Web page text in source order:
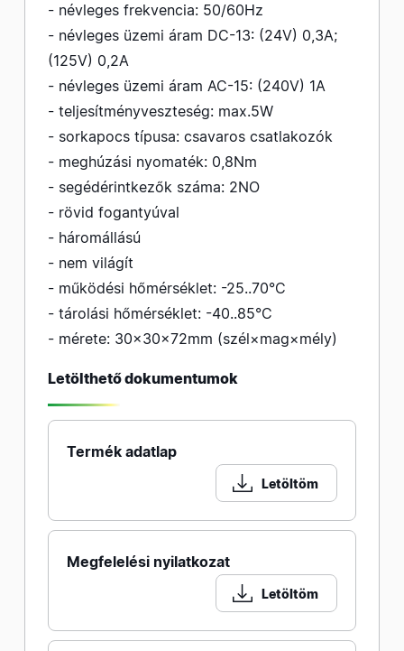
- névleges frekvencia: 50/60Hz
- névleges üzemi áram DC-13: (24V) 0,3A;
(125V) 0,2A
- névleges üzemi áram AC-15: (240V) 1A
- teljesítményveszteség: max.5W
- sorkapocs típusa: csavaros csatlakozók
- meghúzási nyomaték: 0,8Nm
- segédérintkezők száma: 2NO
- rövid fogantyúval
- háromállású
- nem világít
- működési hőmérséklet: -25..70°C
- tárolási hőmérséklet: -40..85°C
- mérete: 30×30×72mm (szél×mag×mély)
Letölthető dokumentumok
Termék adatlap
Letöltöm
Megfelelési nyilatkozat
Letöltöm